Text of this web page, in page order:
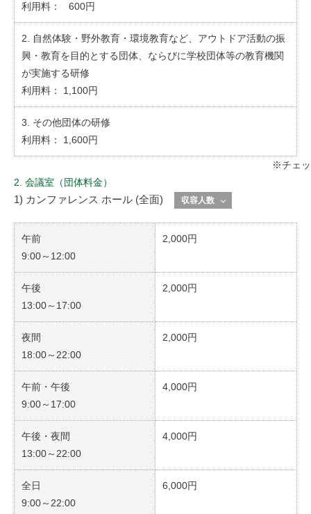
600円
自然体験・野外教育・環境教育など、アウトドア活動の振
興・教育を目的とする団体、ならびに学校団体等の教育機関
が実施する研修
1,100円
その他団体の研修
1,600円
※チェ
2. 会議室（団体料金）
1) カンファレンス ホール (全面) 収容人数
午前
9:00～12:00
2,000円
午後
13:00～17:00
2,000円
夜間
18:00～22:00
2,000円
午前・午後
9:00～17:00
4,000円
午後・夜間
13:00～22:00
4,000円
全日
9:00～22:00
6,000円